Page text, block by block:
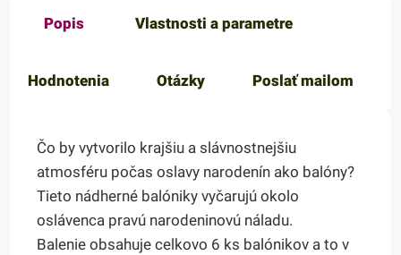
Popis Vlastnosti a parametre
Hodnotenia Otázky Poslať mailom
Čo by vytvorilo krajšiu a slávnostnejšiu
atmosféru počas oslavy narodenín ako balóny?
Tieto nádherné balóniky vyčarujú okolo
oslávenca pravú narodeninovú náladu.
Balenie obsahuje celkovo 6 ks balónikov a to v